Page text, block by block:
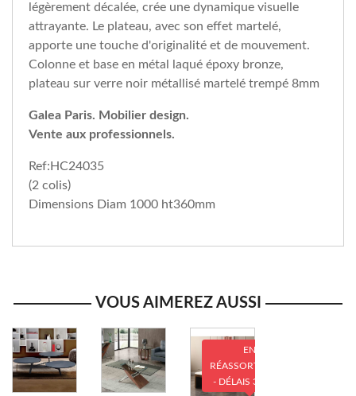
légèrement décalée, crée une dynamique visuelle
attrayante. Le plateau, avec son effet martelé,
apporte une touche d'originalité et de mouvement.
Colonne et base en métal laqué époxy bronze,
plateau sur verre noir métallisé martelé trempé 8mm
Galea Paris. Mobilier design.
Vente aux professionnels.
Ref:HC24035
(2 colis)
Dimensions Diam 1000 ht360mm
VOUS AIMEREZ AUSSI
EN
RÉASSORTIMENT
- DÉLAIS 3 MOIS